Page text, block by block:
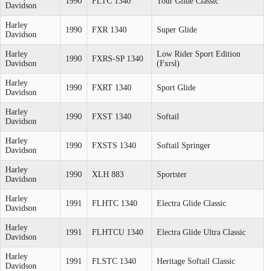
Davidson
Harley
Davidson
1990 FXR 1340 Super Glide
Harley
Davidson
1990 FXRS-SP 1340
Low Rider Sport Edition
(Fxrsl)
Harley
Davidson
1990 FXRT 1340 Sport Glide
Harley
Davidson
1990 FXST 1340 Softail
Harley
Davidson
1990 FXSTS 1340 Softail Springer
Harley
Davidson
1990 XLH 883 Sportster
Harley
Davidson
1991 FLHTC 1340 Electra Glide Classic
Harley
Davidson
1991 FLHTCU 1340 Electra Glide Ultra Classic
Harley
Davidson
1991 FLSTC 1340 Heritage Softail Classic